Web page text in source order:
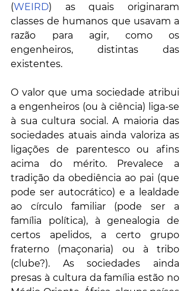
(WEIRD) as quais originaram
classes de humanos que usavam a
razão para agir, como os
engenheiros, distintas das
existentes.
O valor que uma sociedade atribui
a engenheiros (ou à ciência) liga-se
à sua cultura social. A maioria das
sociedades atuais ainda valoriza as
ligações de parentesco ou afins
acima do mérito. Prevalece a
tradição da obediência ao pai (que
pode ser autocrático) e a lealdade
ao círculo familiar (pode ser a
família política), à genealogia de
certos apelidos, a certo grupo
fraterno (maçonaria) ou à tribo
(clube?). As sociedades ainda
presas à cultura da família estão no